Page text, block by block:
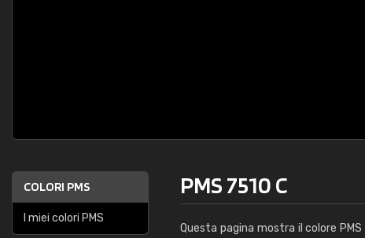
COLORI PMS
I miei colori PMS
PMS 7510 C
Questa pagina mostra il colore PMS